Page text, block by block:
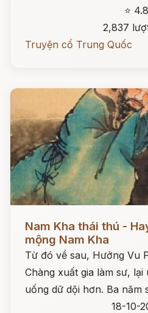
⭐ 4.8
2,837
Truyện cổ Trung Quốc
Nam Kha thái thú -
mộng Nam Kha
Từ đó về sau, Hưởng Vu
Chàng xuất gia làm sư,
uống dữ dội hơn. Ba năm
18-10-